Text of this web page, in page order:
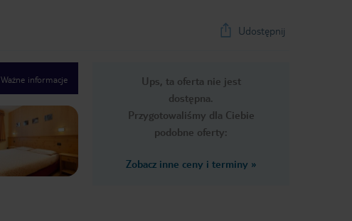
Udostępnij
Ups, ta oferta nie jest
dostępna.
Przygotowaliśmy dla Ciebie
podobne oferty:
Zobacz inne ceny i terminy »
Ważne informacje
Next slide
1 /25